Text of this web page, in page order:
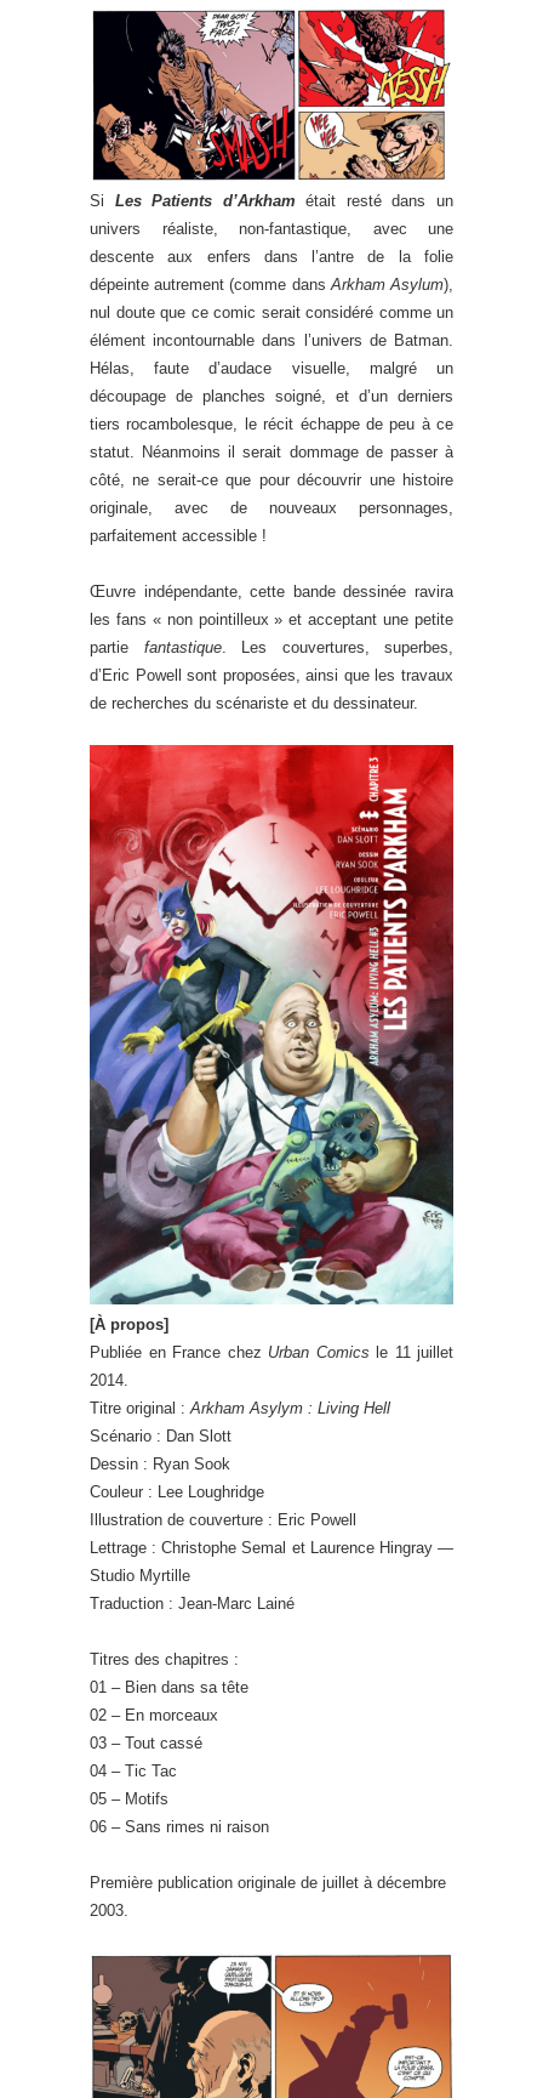
Si Les Patients d’Arkham était resté dans un
univers réaliste, non-fantastique, avec une
descente aux enfers dans l’antre de la folie
dépeinte autrement (comme dans Arkham Asylum),
nul doute que ce comic serait considéré comme un
élément incontournable dans l’univers de Batman.
Hélas, faute d’audace visuelle, malgré un
découpage de planches soigné, et d’un derniers
tiers rocambolesque, le récit échappe de peu à ce
statut. Néanmoins il serait dommage de passer à
côté, ne serait-ce que pour découvrir une histoire
originale, avec de nouveaux personnages,
parfaitement accessible !
Œuvre indépendante, cette bande dessinée ravira
les fans « non pointilleux » et acceptant une petite
partie fantastique. Les couvertures, superbes,
d’Eric Powell sont proposées, ainsi que les travaux
de recherches du scénariste et du dessinateur.
[À propos]
Publiée en France chez Urban Comics le 11 juillet
2014.
Titre original : Arkham Asylym : Living Hell
Scénario : Dan Slott
Dessin : Ryan Sook
Couleur : Lee Loughridge
Illustration de couverture : Eric Powell
Lettrage : Christophe Semal et Laurence Hingray —
Studio Myrtille
Traduction : Jean-Marc Lainé
Titres des chapitres :
01 – Bien dans sa tête
02 – En morceaux
03 – Tout cassé
04 – Tic Tac
05 – Motifs
06 – Sans rimes ni raison
Première publication originale de juillet à décembre
2003.